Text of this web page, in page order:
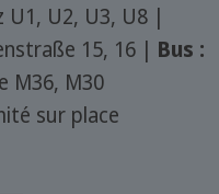
U1, U2, U3, U8 |
15, 16 | Bus :
M36, M30
sur place